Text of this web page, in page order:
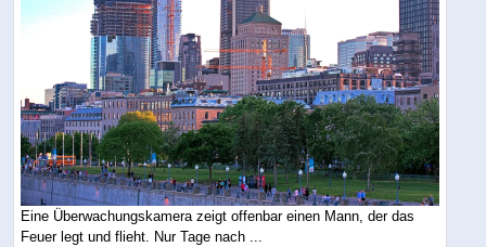
Eine Überwachungskamera zeigt offenbar einen Mann, der das
Feuer legt und flieht. Nur Tage nach ...